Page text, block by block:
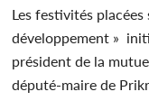
Les festivités
développement »
président de la
député-maire de